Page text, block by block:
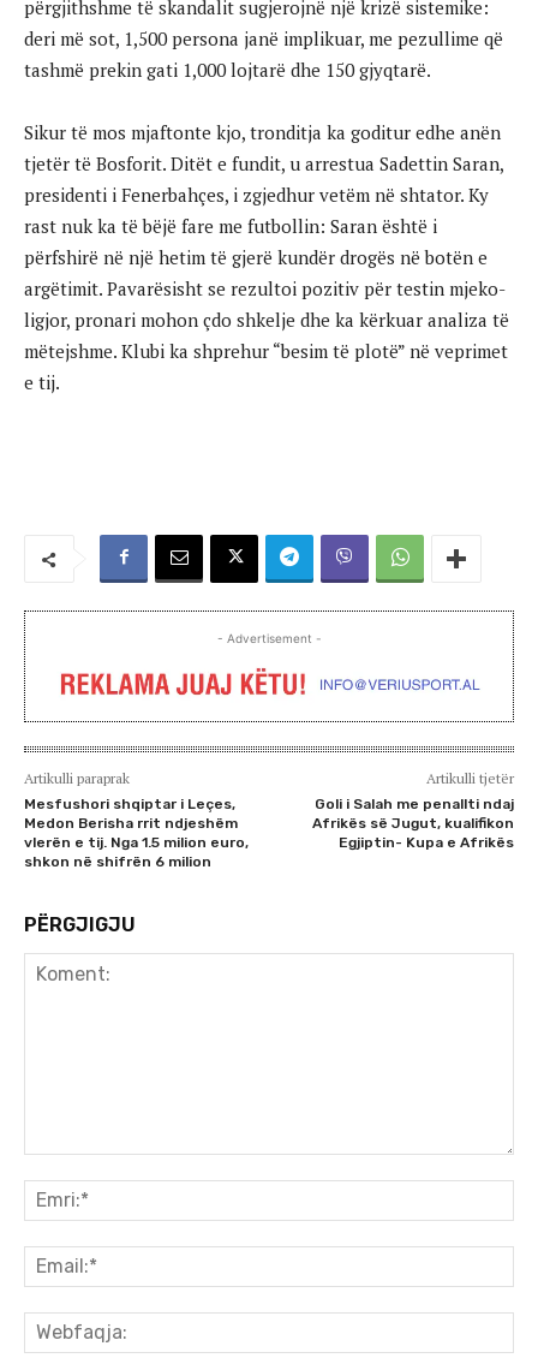
përgjithshme të skandalit sugjerojnë një krizë sistemike:
deri më sot, 1,500 persona janë implikuar, me pezullime që
tashmë prekin gati 1,000 lojtarë dhe 150 gjyqtarë.
Sikur të mos mjaftonte kjo, tronditja ka goditur edhe anën
tjetër të Bosforit. Ditët e fundit, u arrestua Sadettin Saran,
presidenti i Fenerbahçes, i zgjedhur vetëm në shtator. Ky
rast nuk ka të bëjë fare me futbollin: Saran është i
përfshirë në një hetim të gjerë kundër drogës në botën e
argëtimit. Pavarësisht se rezultoi pozitiv për testin mjeko-
ligjor, pronari mohon çdo shkelje dhe ka kërkuar analiza të
mëtejshme. Klubi ka shprehur “besim të plotë” në veprimet
e tij.
- Advertisement -
Artikulli paraprak
Mesfushori shqiptar i Leçes,
Medon Berisha rrit ndjeshëm
vlerën e tij. Nga 1.5 milion euro,
shkon në shifrën 6 milion
Artikulli tjetër
Goli i Salah me penallti ndaj
Afrikës së Jugut, kualifikon
Egjiptin- Kupa e Afrikës
PËRGJIGJU